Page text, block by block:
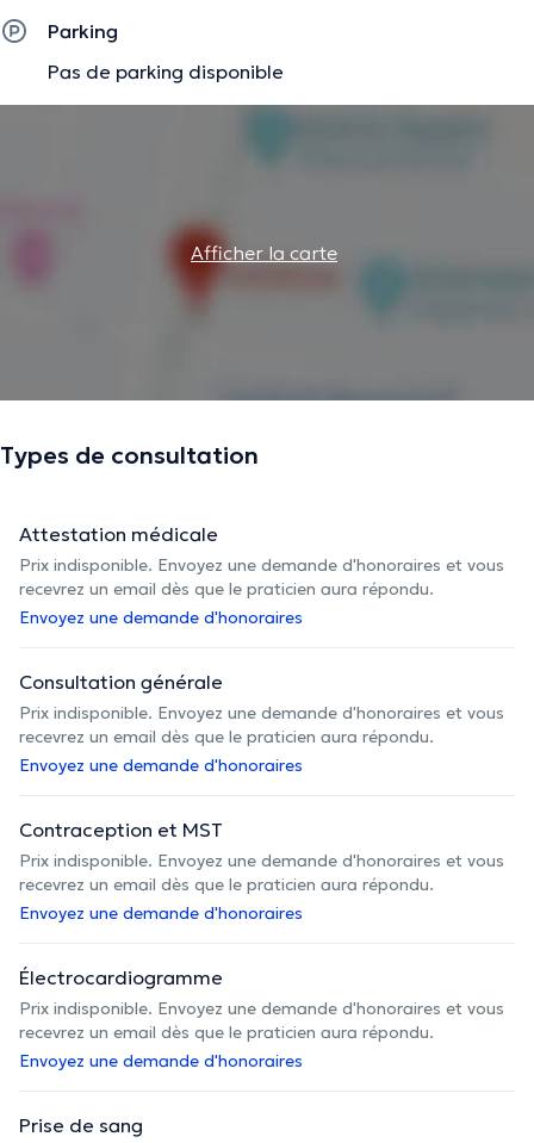
Parking
Pas de parking disponible
Afficher la carte
Types de consultation
Attestation médicale
Prix indisponible. Envoyez une demande d'honoraires et vous
recevrez un email dès que le praticien aura répondu.
Envoyez une demande d'honoraires
Consultation générale
Prix indisponible. Envoyez une demande d'honoraires et vous
recevrez un email dès que le praticien aura répondu.
Envoyez une demande d'honoraires
Contraception et MST
Prix indisponible. Envoyez une demande d'honoraires et vous
recevrez un email dès que le praticien aura répondu.
Envoyez une demande d'honoraires
Électrocardiogramme
Prix indisponible. Envoyez une demande d'honoraires et vous
recevrez un email dès que le praticien aura répondu.
Envoyez une demande d'honoraires
Prise de sang